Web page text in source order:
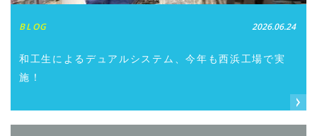
BLOG 2026.06.24
和工生によるデュアルシステム、今年も西浜工場で実
施！